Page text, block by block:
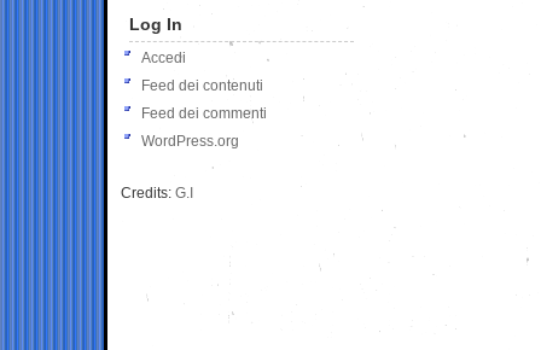
Log In
Accedi
Feed dei contenuti
Feed dei commenti
WordPress.org
Credits: G.I